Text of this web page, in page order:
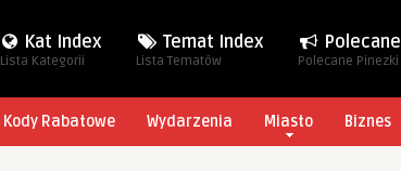
Kat Index
Lista Kategorii
Temat Index
Lista Tematów
Polecane
Polecane Pinezki
Kody Rabatowe Wydarzenia Miasto Biznes